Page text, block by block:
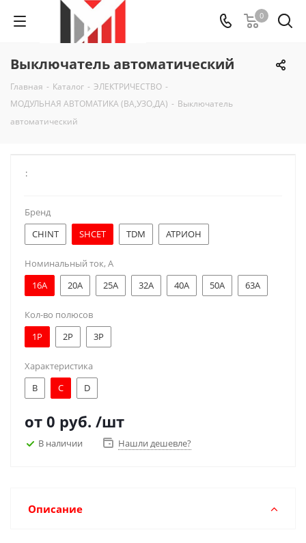
0
Выключатель автоматический
Главная - Каталог - ЭЛЕКТРИЧЕСТВО -
МОДУЛЬНАЯ АВТОМАТИКА (ВА,УЗО,ДА) - Выключатель
автоматический
:
Бренд
CHINT
SHCET TDM АТРИОН
Номинальный ток, А
16A
20A 25A 32A 40A 50A 63A
Кол-во полюсов
1Р
2Р 3Р
Характеристика
B
C D
от 0 руб. /шт
В наличии Нашли дешевле?
Описание